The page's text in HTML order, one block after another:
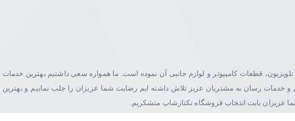
در زمینه فروش مانیتور، تلویزیون، قطعات کامپیوتر و لوازم جانبی آن نموده است. ما همواره سعی داشتیم بهترین خدمات
و خدمات رسان به مشتریان عزیز تلاش داشته ایم رضایت شما عزیزان را جلب نماییم و بهترین
عزیزان بابت انتخاب فروشگاه تکتازشاپ متشکریم.